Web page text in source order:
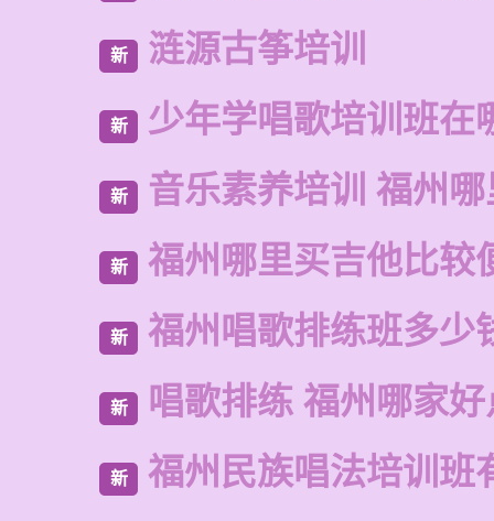
新 涟源古筝培训
新 少年学唱歌培训班在
新 音乐素养培训 福州
新 福州哪里买吉他比较
新 福州唱歌排练班多少
新 唱歌排练 福州哪家好
新 福州民族唱法培训班